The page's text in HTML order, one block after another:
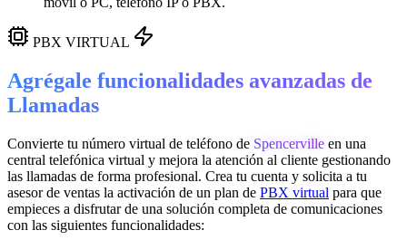
PBX VIRTUAL
Agrégale funcionalidades avanzadas de
Llamadas
Convierte tu número virtual de teléfono de Spencerville en una
central telefónica virtual y mejora la atención al cliente gestionando
las llamadas de forma profesional. Crea tu cuenta y solicita a tu
asesor de ventas la activación de un plan de PBX virtual para que
empieces a disfrutar de una solución completa de comunicaciones
con las siguientes funcionalidades: